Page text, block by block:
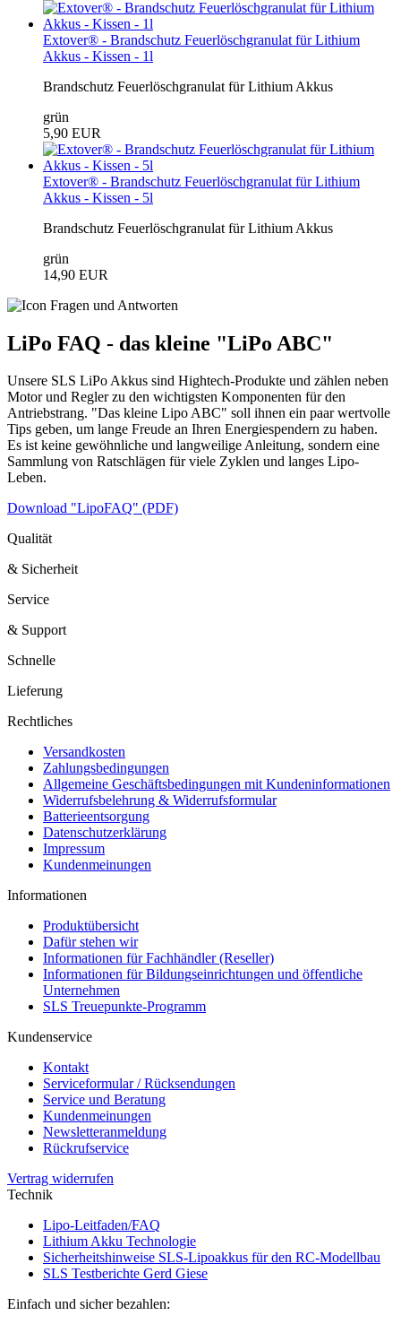
Extover® - Brandschutz Feuerlöschgranulat für Lithium
Akkus - Kissen - 1l
Brandschutz Feuerlöschgranulat für Lithium Akkus
grün
5,90 EUR
Extover® - Brandschutz Feuerlöschgranulat für Lithium
Akkus - Kissen - 5l
Brandschutz Feuerlöschgranulat für Lithium Akkus
grün
14,90 EUR
LiPo FAQ - das kleine "LiPo ABC"
Unsere SLS LiPo Akkus sind Hightech-Produkte und zählen neben
Motor und Regler zu den wichtigsten Komponenten für den
Antriebstrang. "Das kleine Lipo ABC" soll ihnen ein paar wertvolle
Tips geben, um lange Freude an Ihren Energiespendern zu haben.
Es ist keine gewöhnliche und langweilige Anleitung, sondern eine
Sammlung von Ratschlägen für viele Zyklen und langes Lipo-
Leben.
Download "LipoFAQ" (PDF)
Qualität
& Sicherheit
Service
& Support
Schnelle
Lieferung
Rechtliches
Versandkosten
Zahlungsbedingungen
Allgemeine Geschäftsbedingungen mit Kundeninformationen
Widerrufsbelehrung & Widerrufsformular
Batterieentsorgung
Datenschutzerklärung
Impressum
Kundenmeinungen
Informationen
Produktübersicht
Dafür stehen wir
Informationen für Fachhändler (Reseller)
Informationen für Bildungseinrichtungen und öffentliche
Unternehmen
SLS Treuepunkte-Programm
Kundenservice
Kontakt
Serviceformular / Rücksendungen
Service und Beratung
Kundenmeinungen
Newsletteranmeldung
Rückrufservice
Vertrag widerrufen
Technik
Lipo-Leitfaden/FAQ
Lithium Akku Technologie
Sicherheitshinweise SLS-Lipoakkus für den RC-Modellbau
SLS Testberichte Gerd Giese
Einfach und sicher bezahlen: